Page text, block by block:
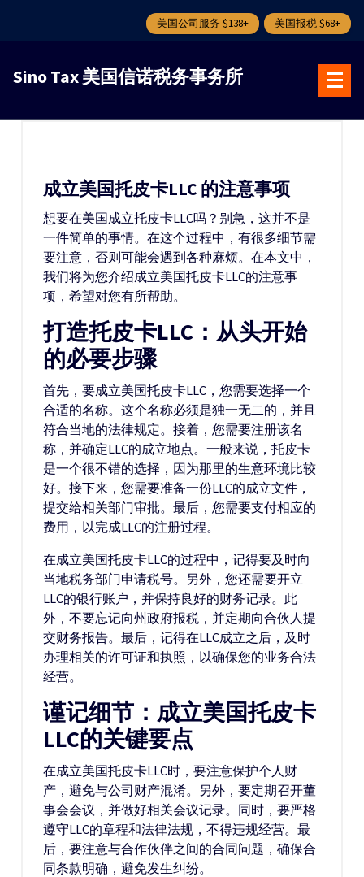
美国公司服务 $138+ 美国报税 $68+
Sino Tax 美国信诺税务事务所
成立美国托皮卡LLC 的注意事项
想要在美国成立托皮卡LLC吗？别急，这并不是
一件简单的事情。在这个过程中，有很多细节需
要注意，否则可能会遇到各种麻烦。在本文中，
我们将为您介绍成立美国托皮卡LLC的注意事
项，希望对您有所帮助。
打造托皮卡LLC：从头开始
的必要步骤
首先，要成立美国托皮卡LLC，您需要选择一个
合适的名称。这个名称必须是独一无二的，并且
符合当地的法律规定。接着，您需要注册该名
称，并确定LLC的成立地点。一般来说，托皮卡
是一个很不错的选择，因为那里的生意环境比较
好。接下来，您需要准备一份LLC的成立文件，
提交给相关部门审批。最后，您需要支付相应的
费用，以完成LLC的注册过程。
在成立美国托皮卡LLC的过程中，记得要及时向
当地税务部门申请税号。另外，您还需要开立
LLC的银行账户，并保持良好的财务记录。此
外，不要忘记向州政府报税，并定期向合伙人提
交财务报告。最后，记得在LLC成立之后，及时
办理相关的许可证和执照，以确保您的业务合法
经营。
谨记细节：成立美国托皮卡
LLC的关键要点
在成立美国托皮卡LLC时，要注意保护个人财
产，避免与公司财产混淆。另外，要定期召开董
事会会议，并做好相关会议记录。同时，要严格
遵守LLC的章程和法律法规，不得违规经营。最
后，要注意与合作伙伴之间的合同问题，确保合
同条款明确，避免发生纠纷。